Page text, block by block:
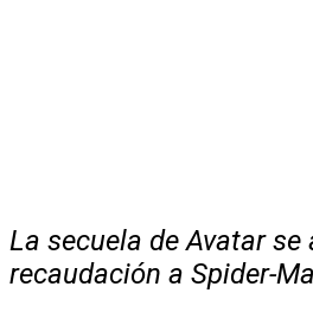
La secuela de Avatar se
recaudación a Spider-